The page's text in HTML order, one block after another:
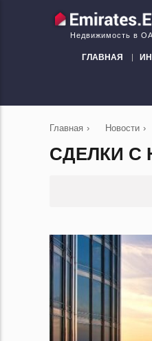
Недвижимость в
ГЛАВНАЯ
Главная › Новости ›
СДЕЛКИ С